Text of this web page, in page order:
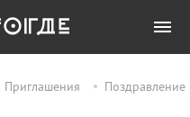
Приглашения Все